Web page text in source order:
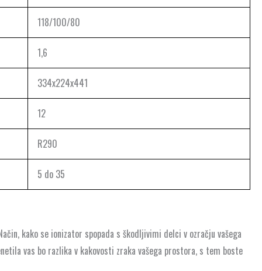
118/100/80
1,6
334x224x441
12
R290
5 do 35
kako se ionizator spopada s škodljivimi delci v ozračju vašega
vas bo razlika v kakovosti zraka vašega prostora, s tem boste